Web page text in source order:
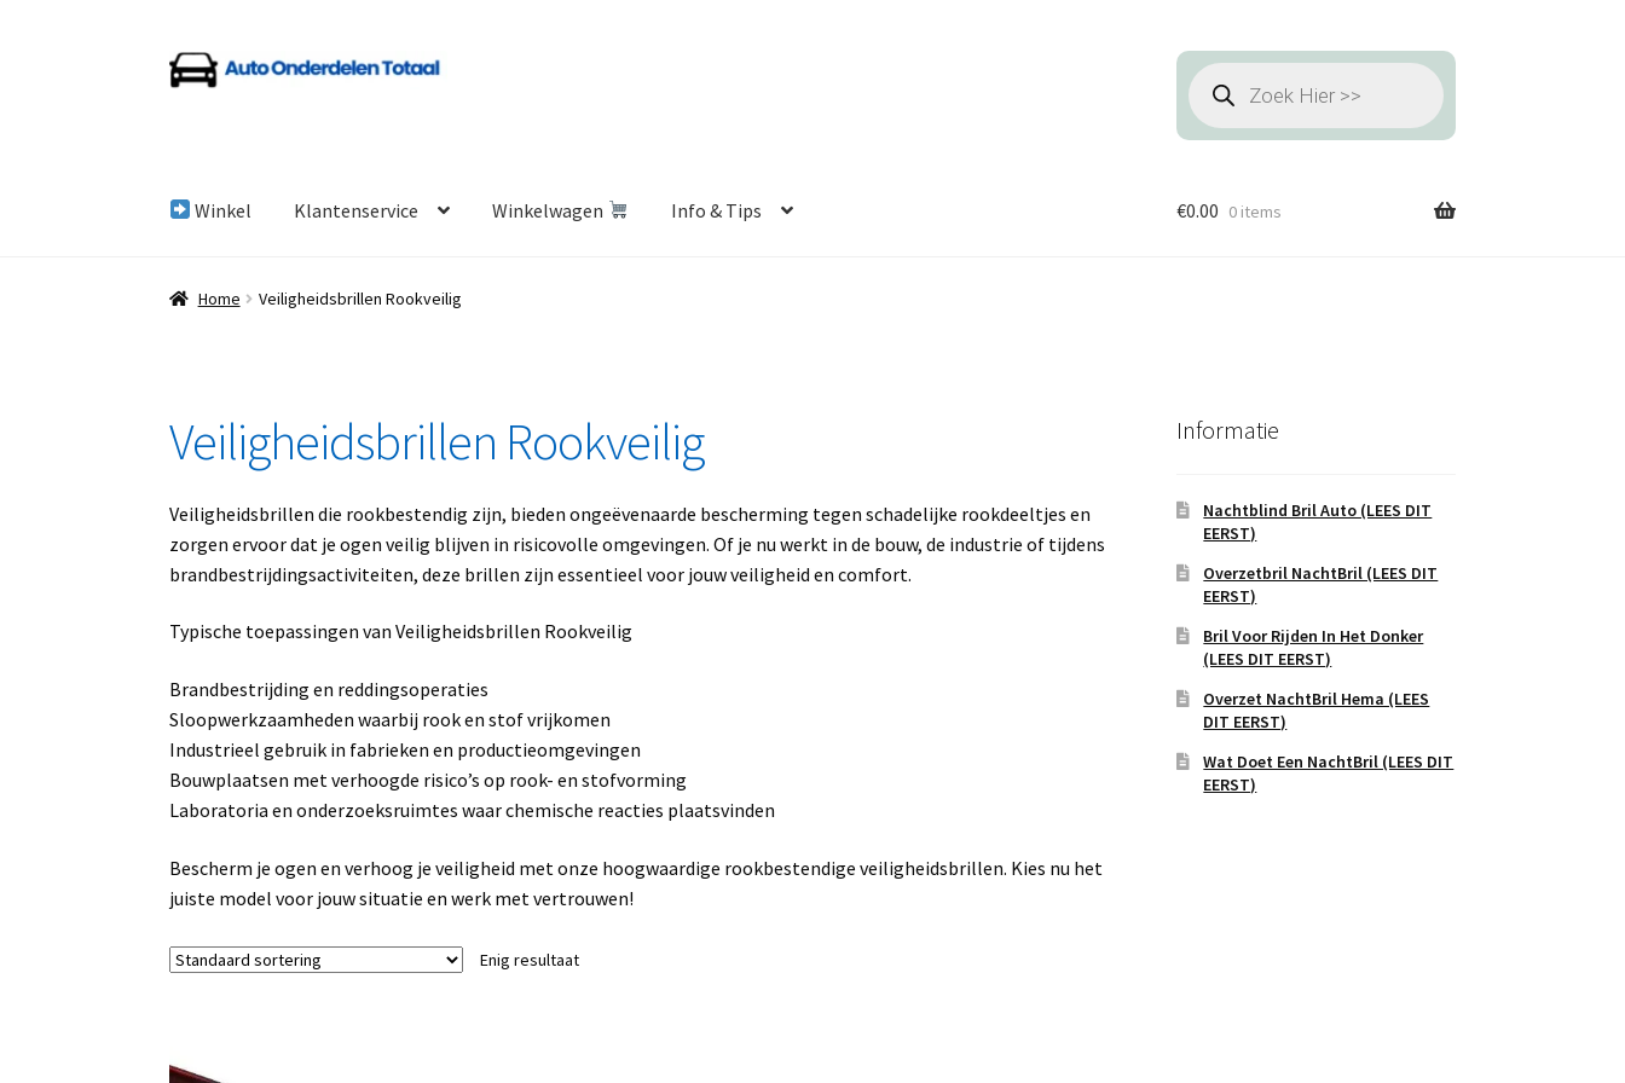
Ga
door
Ga
naar
Producten
zoeken
Winkel Klantenservice Winkelwagen Info & Tips
Home Algemene Voorwaarden Auto Onderdelen Shop
€0.00 0 items
Home Veiligheidsbrillen Rookveilig
Veiligheidsbrillen Rookveilig
Veiligheidsbrillen die rookbestendig zijn, bieden ongeëvenaarde bescherming tegen schadelijke rookdeeltjes en
zorgen ervoor dat je ogen veilig blijven in risicovolle omgevingen. Of je nu werkt in de bouw, de industrie of tijdens
brandbestrijdingsactiviteiten, deze brillen zijn essentieel voor jouw veiligheid en comfort.
Typische toepassingen van Veiligheidsbrillen Rookveilig
Brandbestrijding en reddingsoperaties
Sloopwerkzaamheden waarbij rook en stof vrijkomen
Industrieel gebruik in fabrieken en productieomgevingen
Bouwplaatsen met verhoogde risico’s op rook- en stofvorming
Laboratoria en onderzoeksruimtes waar chemische reacties plaatsvinden
Bescherm je ogen en verhoog je veiligheid met onze hoogwaardige rookbestendige veiligheidsbrillen. Kies nu het
juiste model voor jouw situatie en werk met vertrouwen!
Enig resultaat
Informatie
Nachtblind Bril Auto (LEES DIT
EERST)
Overzetbril NachtBril (LEES DIT
EERST)
Bril Voor Rijden In Het Donker
(LEES DIT EERST)
Overzet NachtBril Hema (LEES
DIT EERST)
Wat Doet Een NachtBril (LEES DIT
EERST)